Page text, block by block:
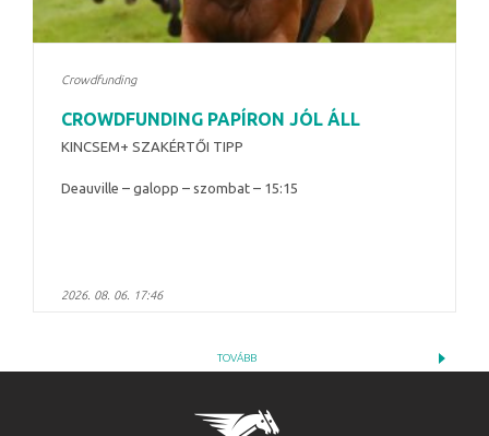
Crowdfunding
CROWDFUNDING PAPÍRON JÓL ÁLL
KINCSEM+ SZAKÉRTŐI TIPP
Deauville – galopp – szombat – 15:15
2026. 08. 06. 17:46
TOVÁBB